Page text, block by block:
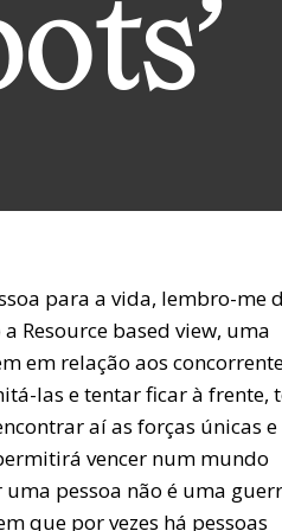
para a vida, lembro-me
based view, uma
em relação aos
las e tentar ficar à frente,
aí as forças únicas e
vencer num mundo
pessoa não é uma
que por vezes há pessoas